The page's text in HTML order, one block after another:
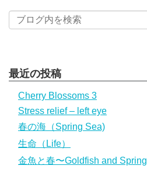
最近の投稿
Cherry Blossoms 3
Stress relief – left eye
春の海（Spring Sea)
生命（Life）
金魚と春〜Goldfish and Spring